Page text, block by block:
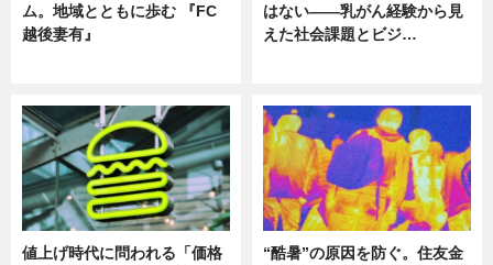
ム。地域とともに歩む 『FC
越後妻有』
はない――乳がん経験から見
えた社会課題とビジ…
値上げ時代に問われる「価格
“酷暑”の原因を防ぐ。住友金